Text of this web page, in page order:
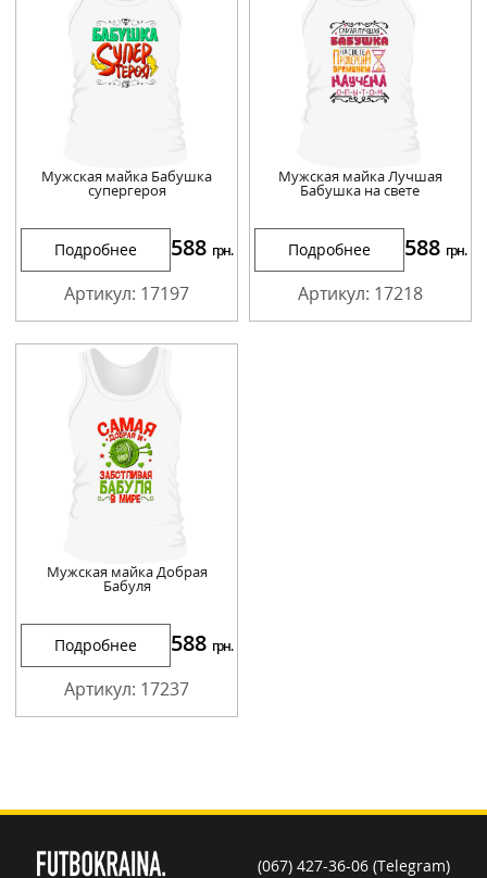
Мужская майка Бабушка
супергероя
Подробнее 588 грн.
Артикул: 17197
Мужская майка Лучшая
Бабушка на свете
Подробнее 588 грн.
Артикул: 17218
Мужская майка Добрая
Бабуля
Подробнее 588 грн.
Артикул: 17237
(067) 427-36-06 (Telegram)